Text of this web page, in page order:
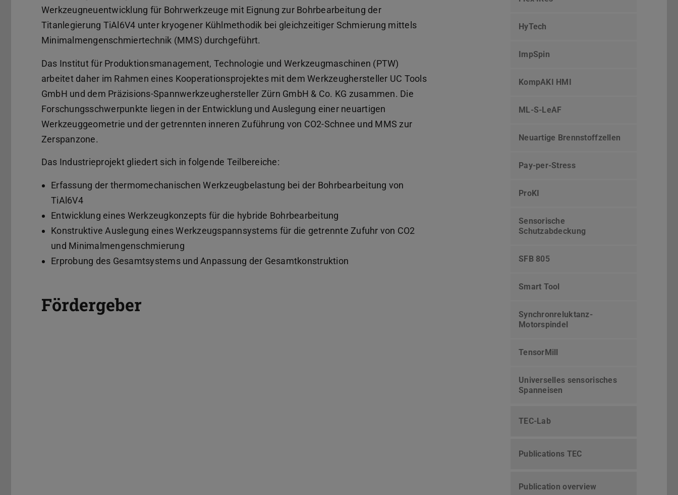
Werkzeugneuentwicklung für Bohrwerkzeuge mit Eignung zur Bohrbearbeitung der
Titanlegierung TiAl6V4 unter kryogener Kühlmethodik bei gleichzeitiger Schmierung mittels
Minimalmengenschmiertechnik (MMS) durchgeführt.
Das Institut für Produktionsmanagement, Technologie und Werkzeugmaschinen (PTW)
arbeitet daher im Rahmen eines Kooperationsprojektes mit dem Werkzeughersteller UC Tools
GmbH und dem Präzisions-Spannwerkzeughersteller Zürn GmbH & Co. KG zusammen. Die
Forschungsschwerpunkte liegen in der Entwicklung und Auslegung einer neuartigen
Werkzeuggeometrie und der getrennten inneren Zuführung von CO2-Schnee und MMS zur
Zerspanzone.
Das Industrieprojekt gliedert sich in folgende Teilbereiche:
Erfassung der thermomechanischen Werkzeugbelastung bei der Bohrbearbeitung von
TiAl6V4
Entwicklung eines Werkzeugkonzepts für die hybride Bohrbearbeitung
Konstruktive Auslegung eines Werkzeugspannsystems für die getrennte Zufuhr von CO2
und Minimalmengenschmierung
Erprobung des Gesamtsystems und Anpassung der Gesamtkonstruktion
Fördergeber
HyTech
ImpSpin
KompAKI HMI
ML-S-LeAF
Neuartige Brennstoffzellen
Pay-per-Stress
ProKI
Sensorische
Schutzabdeckung
SFB 805
Smart Tool
Synchronreluktanz-
Motorspindel
TensorMill
Universelles sensorisches
Spanneisen
TEC-Lab
Publications TEC
Publication overview